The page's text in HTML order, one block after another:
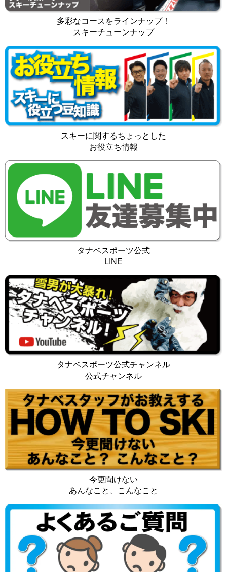
多彩なコースをラインナップ！
スキーチューンナップ
スキーに関するちょっとした
お役立ち情報
タナベスポーツ公式
LINE
タナベスポーツ公式チャンネル
公式チャンネル
今更聞けない
あんなこと、こんなこと